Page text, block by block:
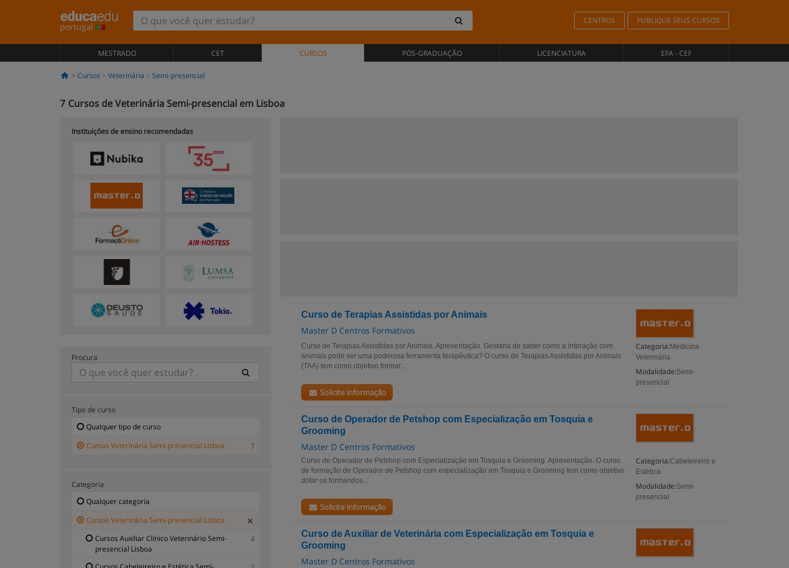
portugal
CENTROS PUBLIQUE SEUS CURSOS
MESTRADO CET CURSOS PÓS-GRADUAÇÃO LICENCIATURA EFA - CEF
Cursos Veterinária Semi-presencial
7 Cursos de Veterinária Semi-presencial em Lisboa
Curso de Terapias Assistidas por Animais
Master D Centros Formativos
Categoria: Medicina
Veterinária
Modalidade:Semi-
presencial
Curso de Terapias Assistidas por Animais. Apresentação. Gostaria de saber como a interação com
animais pode ser uma poderosa ferramenta terapêutica? O curso de Terapias Assistidas por Animais
(TAA) tem como objetivo formar...
Solicite informação
Curso de Operador de Petshop com Especialização em Tosquia e
Grooming
Master D Centros Formativos
Categoria:Cabeleireiro e
Estética
Modalidade:Semi-
presencial
Curso de Operador de Petshop com Especialização em Tosquia e Grooming. Apresentação. O curso
de formação de Operador de Petshop com especialização em Tosquia e Grooming tem como objetivo
dotar os formandos...
Solicite informação
Curso de Auxiliar de Veterinária com Especialização em Tosquia e
Grooming
Master D Centros Formativos
Instituições de ensino recomendadas
Procura
Tipo de curso
Qualquer tipo de curso
Cursos Veterinária Semi-presencial Lisboa
7
Categoria
Qualquer categoria
Cursos Veterinária Semi-presencial Lisboa
Cursos Auxiliar Clínico Veterinário Semi-
presencial Lisboa
4